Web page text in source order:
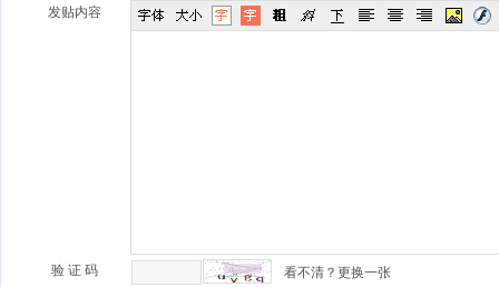
发贴内容
验 证 码 看不清？更换一张